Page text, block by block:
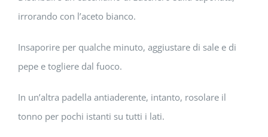
irrorando con l’aceto bianco.
Insaporire per qualche minuto, aggiustare di sale e di
pepe e togliere dal fuoco.
In un’altra padella antiaderente, intanto, rosolare il
tonno per pochi istanti su tutti i lati.